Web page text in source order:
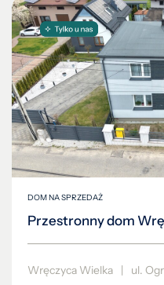
DOM NA SPRZEDAŻ
Przestronny dom
Wręczyca Wielka | ul.